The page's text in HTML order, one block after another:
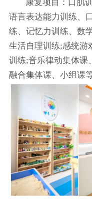
康复项目：口肌
语言表达能力训练、
练、记忆力训练、数
生活自理训练;感统游
训练;音乐律动集体课
融合集体课、小组课等